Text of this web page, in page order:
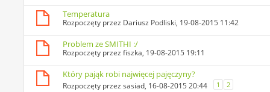
Temperatura
Rozpoczęty przez Dariusz Podliski, 19-08-2015 11:42
Problem ze SMITHI :/
Rozpoczęty przezfiszka, 19-08-2015 19:11
Który pająk robi najwięcej pajęczyny?
Rozpoczęty przezsasiad, 16-08-2015 20:44 1 2